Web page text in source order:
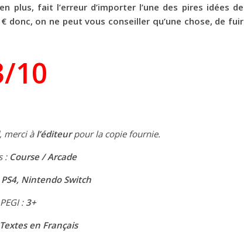
fait l’erreur d’importer l’une des pires idées de
donc, on ne peut vous conseiller qu’une chose, de fuir
10
, merci à l’éditeurpour la copie fournie.
: Course / Arcade
PS4, Nintendo Switch
PEGI : 3+
Textes en Français